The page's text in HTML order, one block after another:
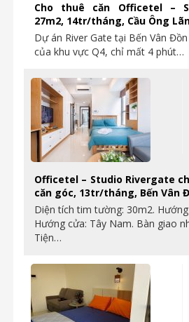
Cho thuê căn Officetel –
27m2, 14tr/tháng, Cầu Ông
Dự án River Gate tại Bến Vân
của khu vực Q4, chỉ mất 4 phút…
Officetel – Studio Rivergate
căn góc, 13tr/tháng, Bến Vân
Diện tích tim tường: 30m2.
Hướng cửa: Tây Nam. Bàn giao
Tiện…